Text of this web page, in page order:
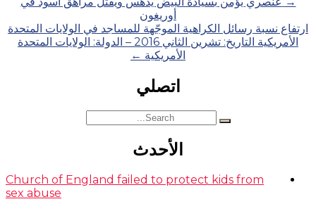
Posts
navigation
أوريغون
ارتفاع نسبة رسائل الكراهية الموجّهة للمساجد في الولايات المتحدة
الأمريكية التاريخ: تشرين الثاني 2016 – الدولة: الولايات المتحدة
الأمريكية ←
اتصلي
Search
for:
الأحدث
Church of England failed to protect kids from
sex abuse